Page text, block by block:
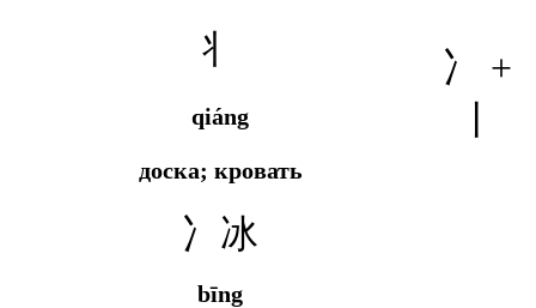
丬
qiáng
доска; кровать
冫 +
冫冰
bīng